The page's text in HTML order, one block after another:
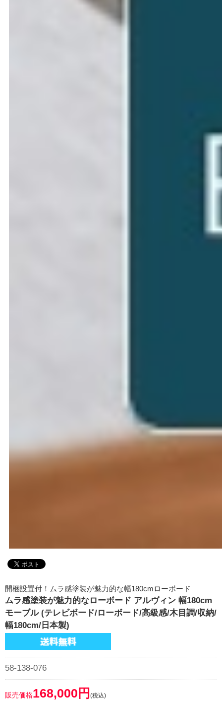
開梱設置付！ムラ感塗装が魅力的な幅180cmローボード
ムラ感塗装が魅力的なローボード アルヴィン 幅180cm
モーブル (テレビボード/ローボード/高級感/木目調/収納/
幅180cm/日本製)
58-138-076
販売価格168,000円 (税込)